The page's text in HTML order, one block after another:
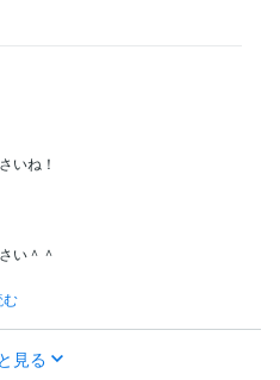
いね！
い＾＾
む
見る